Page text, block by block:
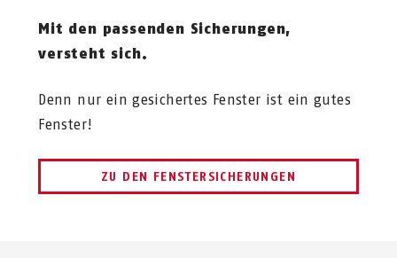
Mit den passenden Sicherungen,
versteht sich.
Denn nur ein gesichertes Fenster ist ein gutes
Fenster!
ZU DEN FENSTERSICHERUNGEN